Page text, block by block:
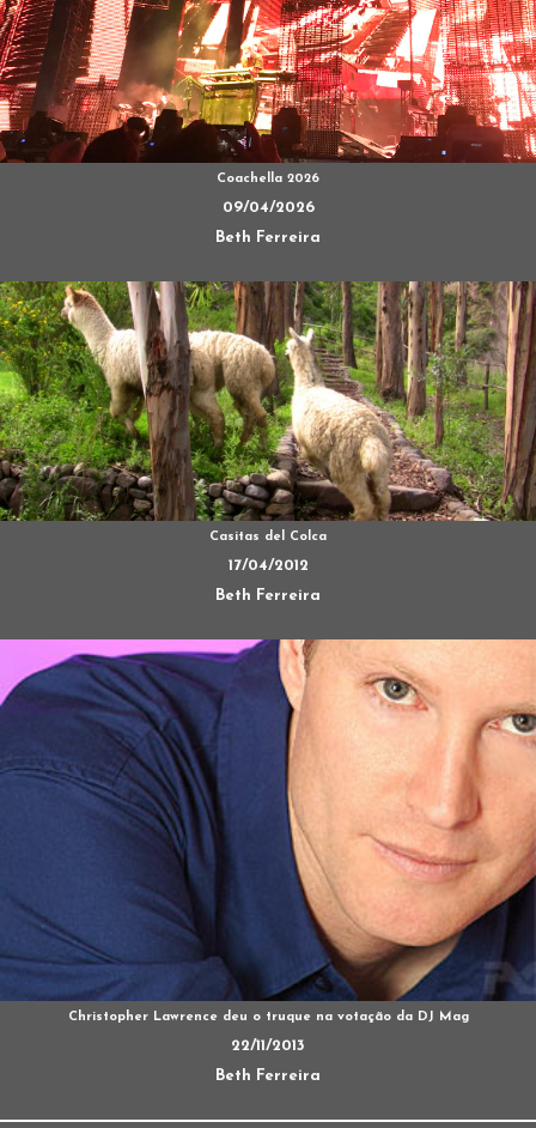
Coachella 2026
09/04/2026
Beth Ferreira
Casitas del Colca
17/04/2012
Beth Ferreira
Christopher Lawrence deu o truque na votação da DJ Mag
22/11/2013
Beth Ferreira